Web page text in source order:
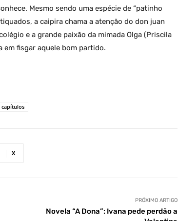
Mesmo sendo uma espécie de “patinho
a caipira chama a atenção do don juan
e a grande paixão da mimada Olga (Priscila
em fisgar aquele bom partido.
capítulos
X
PRÓXIMO ARTIGO
Novela “A Dona”: Ivana pede perdão a